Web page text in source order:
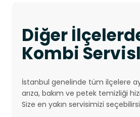
Diğer
Kombi
İstanbul genelinde tüm ilçelere
arıza, bakım ve petek temizliği
Size en yakın servisimizi